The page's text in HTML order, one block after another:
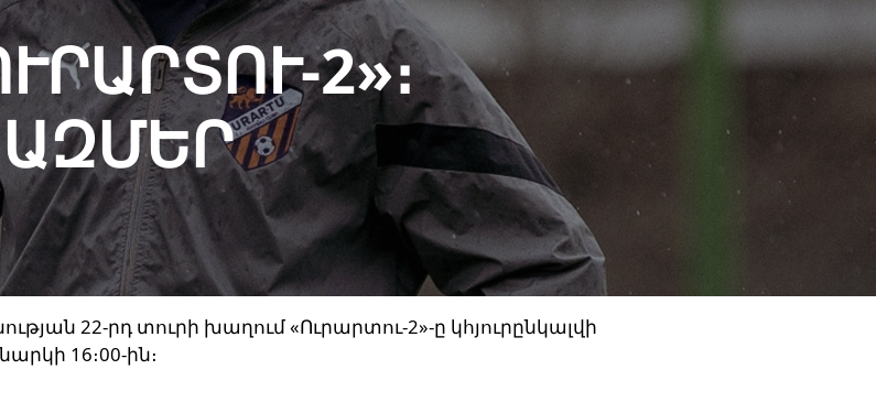
2»։
22-րդ տուրի խաղում «Ուրարտու-2»-ը կհյուրընկալվի
16։00-ին։